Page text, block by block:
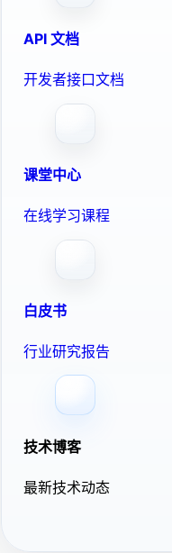
API 文档
开发者接口文档
课堂中心
在线学习课程
白皮书
行业研究报告
技术博客
最新技术动态